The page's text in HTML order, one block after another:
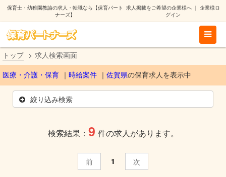
保育士・幼稚園教諭の求人・転職なら【保育パート
ナーズ】
求人掲載をご希望の企業様へ｜ 企業様ロ
グイン
トップ 求人検索画面
医療・介護・保育 時給案件 佐賀県の保育求人を表示中
絞り込み検索
検索結果： 9 件の求人があります。
前 1 次